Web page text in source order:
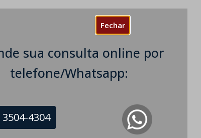
Fechar
sua consulta online por
telefone/Whatsapp:
3504-4304
Parkinson, podem fazer
produzir ou liberar norepinefrina,
e aumenta a pressão